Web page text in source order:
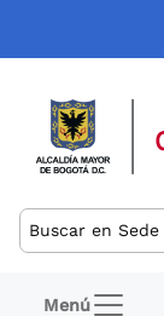
Pasar al
Buscar
Menú